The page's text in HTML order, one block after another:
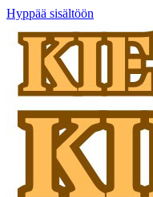
Hyppää sisältöön